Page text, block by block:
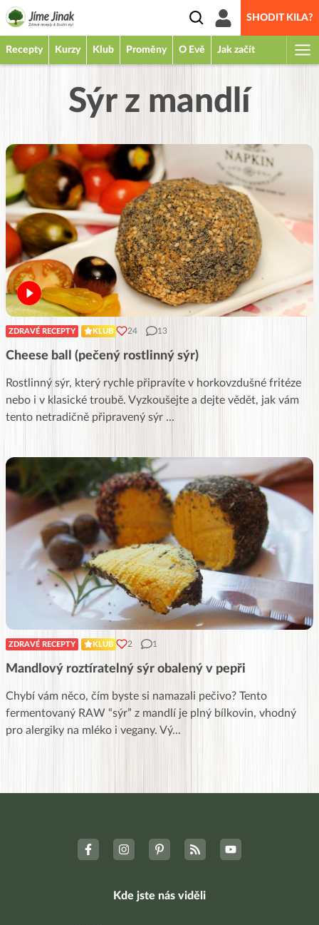
SHODIT KILA?
Recepty Kurzy Klub Proměny O Evě Jak začít
Sýr z mandlí
ZDRAVÉ RECEPTY KLUB 24 13
Cheese ball (pečený rostlinný sýr)
Rostlinný sýr, který rychle připravíte v horkovzdušné fritéze
nebo i v klasické troubě. Vyzkoušejte a dejte vědět, jak vám
tento netradičně připravený sýr ...
ZDRAVÉ RECEPTY KLUB 2 1
Mandlový roztíratelný sýr obalený v pepři
Chybí vám něco, čím byste si namazali pečivo? Tento
fermentovaný RAW “sýr” z mandlí je plný bílkovin, vhodný
pro alergiky na mléko i vegany. Vý...
Kde jste nás viděli